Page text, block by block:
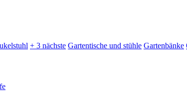
+ 3 nächste Gartentische und stühle Gartenbänke